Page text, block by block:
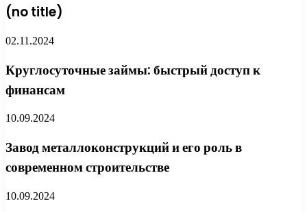
(no title)
02.11.2024
Круглосуточные займы: быстрый доступ к
финансам
10.09.2024
Завод металлоконструкций и его роль в
современном строительстве
10.09.2024